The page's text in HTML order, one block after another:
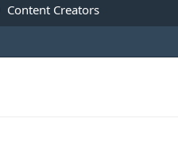
Content Creators